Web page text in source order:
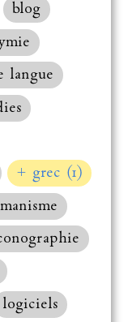
blog
langue
+ grec (1)
logiciels